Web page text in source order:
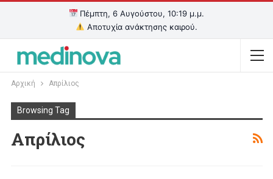
Πέμπτη, 6 Αυγούστου, 10:19 μ.μ.
Αποτυχία ανάκτησης καιρού.
Αρχική Απρίλιος
Browsing Tag
Απρίλιος